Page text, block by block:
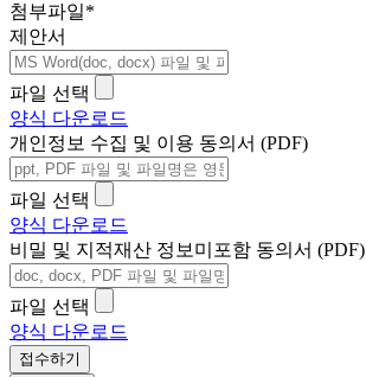
첨부파일*
제안서
파일 선택
양식 다운로드
개인정보 수집 및 이용 동의서 (PDF)
파일 선택
양식 다운로드
비밀 및 지적재산 정보미포함 동의서 (PDF)
파일 선택
양식 다운로드
접수하기